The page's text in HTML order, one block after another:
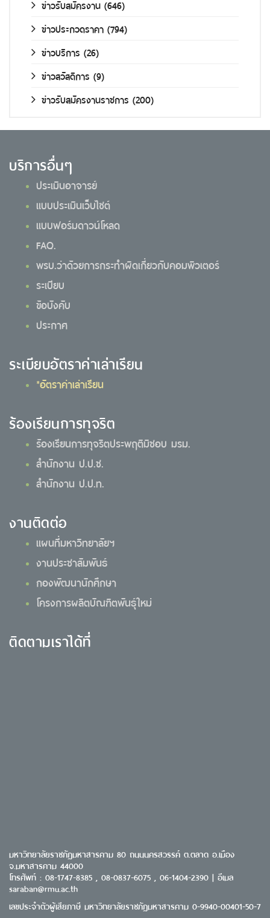
ข่าวรับสมัครงาน (646)
ข่าวประกวดราคา (794)
ข่าวบริการ (26)
ข่าวสวัสดิการ (9)
ข่าวรับสมัครงานราชการ (200)
บริการอื่นๆ
ประเมินอาจารย์
แบบประเมินเว็บไซต์
แบบฟอร์มดาวน์โหลด
FAQ.
พรบ.ว่าด้วยการกระทำผิดเกี่ยวกับคอมพิวเตอร์
ระเบียบ
ข้อบังคับ
ประกาศ
ระเบียบอัตราค่าเล่าเรียน
*อัตราค่าเล่าเรียน
ร้องเรียนการทุจริต
ร้องเรียนการทุจริตประพฤติมิชอบ มรม.
สำนักงาน ป.ป.ช.
สำนักงาน ป.ป.ท.
งานติดต่อ
แผนที่มหาวิทยาลัยฯ
งานประชาสัมพันธ์
กองพัฒนานักศึกษา
โครงการผลิตบัณฑิตพันธุ์ใหม่
ติดตามเราได้ที่
มหาวิทยาลัยราชภัฏมหาสารคาม 80 ถนนนครสวรรค์ ต.ตลาด อ.เมือง
จ.มหาสารคาม 44000
โทรศัพท์ : 08-1747-8385 , 08-0837-6075 , 06-1404-2390 | อีเมล
saraban@rmu.ac.th
เลขประจำตัวผู้เสียภาษี มหาวิทยาลัยราชภัฏมหาสารคาม 0-9940-00401-50-7